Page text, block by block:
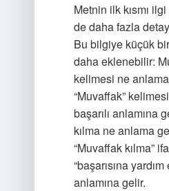
Metnin ilk kısmı
de daha fazla
Bu bilgiye küçük
daha eklenebilir:
kelimesi ne
“Muvaffak”
başarılı anlamına
kılma ne anlama
“Muvaffak kılma”
“başarısına yardım
anlamına gelir.